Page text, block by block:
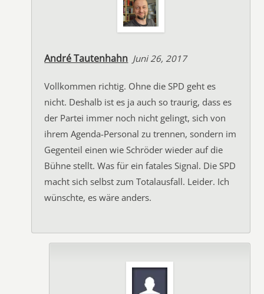
André Tautenhahn Juni 26, 2017
Vollkommen richtig. Ohne die SPD geht es
nicht. Deshalb ist es ja auch so traurig, dass es
der Partei immer noch nicht gelingt, sich von
ihrem Agenda-Personal zu trennen, sondern im
Gegenteil einen wie Schröder wieder auf die
Bühne stellt. Was für ein fatales Signal. Die SPD
macht sich selbst zum Totalausfall. Leider. Ich
wünschte, es wäre anders.